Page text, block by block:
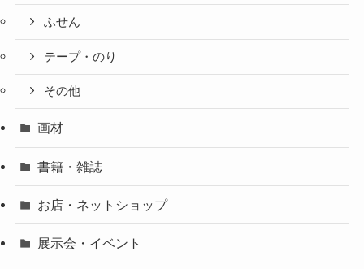
ふせん
テープ・のり
その他
画材
書籍・雑誌
お店・ネットショップ
展示会・イベント